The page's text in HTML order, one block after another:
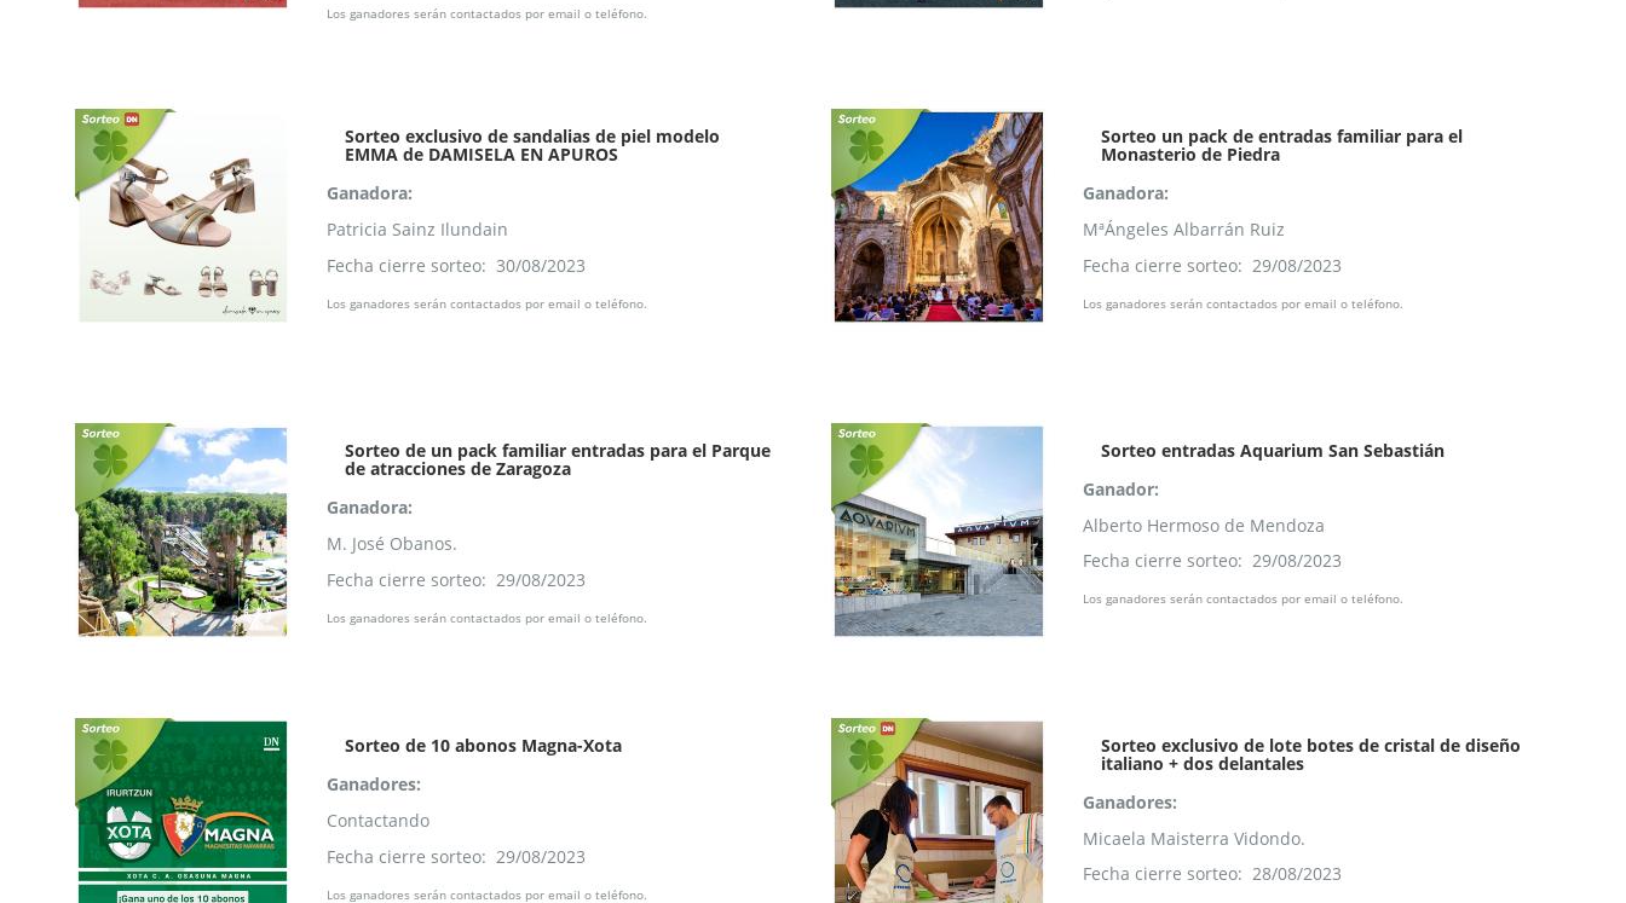
Los ganadores serán contactados por email o teléfono.
Sorteo exclusivo de sandalias de piel modelo
EMMA de DAMISELA EN APUROS
Ganadora:
Patricia Sainz Ilundain
Fecha cierre sorteo: 30/08/2023
Los ganadores serán contactados por email o teléfono.
Sorteo un pack de entradas familiar para el
Monasterio de Piedra
Ganadora:
MªÁngeles Albarrán Ruiz
Fecha cierre sorteo: 29/08/2023
Los ganadores serán contactados por email o teléfono.
Sorteo de un pack familiar entradas para el Parque
de atracciones de Zaragoza
Ganadora:
M. José Obanos.
Fecha cierre sorteo: 29/08/2023
Los ganadores serán contactados por email o teléfono.
Sorteo entradas Aquarium San Sebastián
Ganador:
Alberto Hermoso de Mendoza
Fecha cierre sorteo: 29/08/2023
Los ganadores serán contactados por email o teléfono.
Sorteo de 10 abonos Magna-Xota
Ganadores:
Contactando
Fecha cierre sorteo: 29/08/2023
Los ganadores serán contactados por email o teléfono.
Sorteo exclusivo de lote botes de cristal de diseño
italiano + dos delantales
Ganadores:
Micaela Maisterra Vidondo.
Fecha cierre sorteo: 28/08/2023